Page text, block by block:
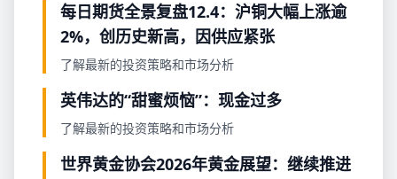
每日期货全景复盘12.4：沪铜大幅上涨逾
2%，创历史新高，因供应紧张
了解最新的投资策略和市场分析
英伟达的“甜蜜烦恼”：现金过多
了解最新的投资策略和市场分析
世界黄金协会2026年黄金展望：继续推进